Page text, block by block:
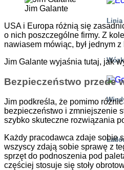
Linia
Jim Galante
USA i Europa różnią się
o nich poszczególne firmy. Z
nawiasem mówiąc, był jednym
Jim Galante wyjaśnia tutaj, jak
Bezpieczeństwo przede
Jim podkreśla, że pomimo
bezpieczeństwo i zmniejszenie
szybko skuteczne rozwiązania
Każdy pracodawca zdaje sobie
wszyscy zdają sobie sprawę z
sprzęt do podnoszenia pod
częściej stosuje się stoły